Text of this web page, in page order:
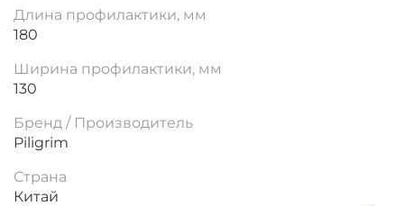
Длина профилактики, мм
180
Ширина профилактики, мм
130
Бренд / Производитель
Piligrim
Страна
Китай